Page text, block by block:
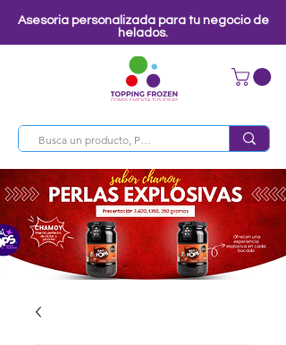
Asesoria personalizada para tu negocio de
helados.